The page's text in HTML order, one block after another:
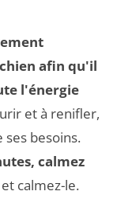
afin qu'il
l'énergie
et à renifler,
ses besoins.
calmez
calmez-le.